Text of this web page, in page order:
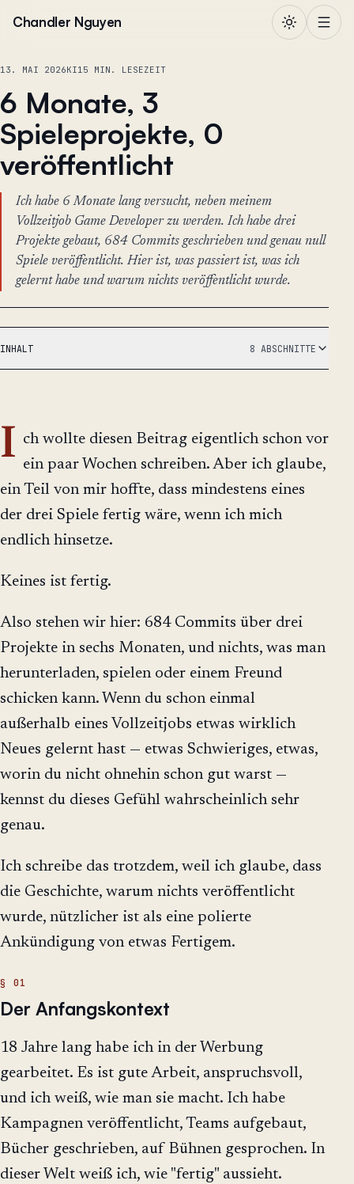
Chandler Nguyen
13. MAI 2026KI15 MIN. LESEZEIT
6 Monate, 3
Spieleprojekte, 0
veröffentlicht
Ich habe 6 Monate lang versucht, neben meinem
Vollzeitjob Game Developer zu werden. Ich habe drei
Projekte gebaut, 684 Commits geschrieben und genau null
Spiele veröffentlicht. Hier ist, was passiert ist, was ich
gelernt habe und warum nichts veröffentlicht wurde.
INHALT 8 ABSCHNITTE
I ch wollte diesen Beitrag eigentlich schon vor
ein paar Wochen schreiben. Aber ich glaube,
ein Teil von mir hoffte, dass mindestens eines
der drei Spiele fertig wäre, wenn ich mich
endlich hinsetze.
Keines ist fertig.
Also stehen wir hier: 684 Commits über drei
Projekte in sechs Monaten, und nichts, was man
herunterladen, spielen oder einem Freund
schicken kann. Wenn du schon einmal
außerhalb eines Vollzeitjobs etwas wirklich
Neues gelernt hast — etwas Schwieriges, etwas,
worin du nicht ohnehin schon gut warst —
kennst du dieses Gefühl wahrscheinlich sehr
genau.
Ich schreibe das trotzdem, weil ich glaube, dass
die Geschichte, warum nichts veröffentlicht
wurde, nützlicher ist als eine polierte
Ankündigung von etwas Fertigem.
Der Anfangskontext
18 Jahre lang habe ich in der Werbung
gearbeitet. Es ist gute Arbeit, anspruchsvoll,
und ich weiß, wie man sie macht. Ich habe
Kampagnen veröffentlicht, Teams aufgebaut,
Bücher geschrieben, auf Bühnen gesprochen. In
dieser Welt weiß ich, wie "fertig" aussieht.